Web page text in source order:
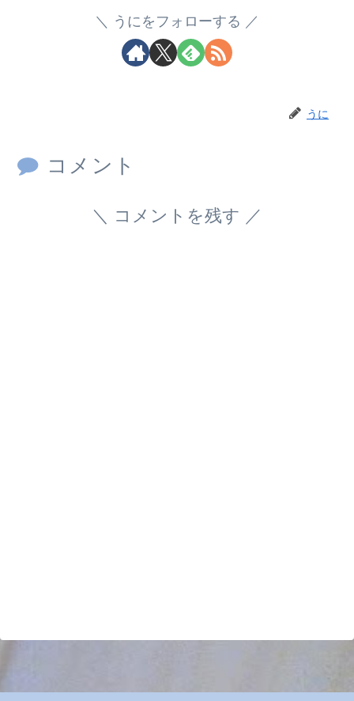
うにをフォローする
うに
コメント
コメントを残す